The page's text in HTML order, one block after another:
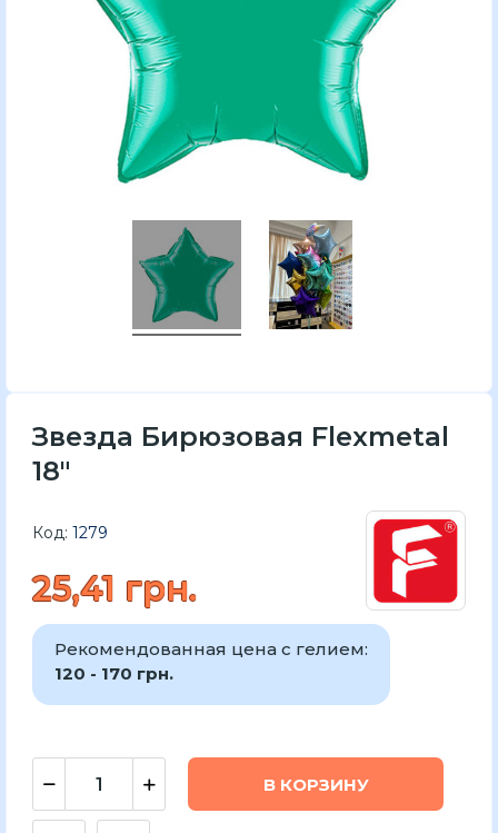
Звезда Бирюзовая Flexmetal
18"
Код: 1279
25,41 грн.
Рекомендованная цена с гелием:
120 - 170 грн.
В КОРЗИНУ